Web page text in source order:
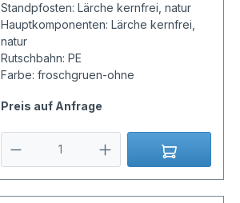
Standpfosten: Lärche kernfrei, natur
Hauptkomponenten: Lärche kernfrei,
natur
Rutschbahn: PE
Farbe: froschgruen-ohne
Preis auf Anfrage